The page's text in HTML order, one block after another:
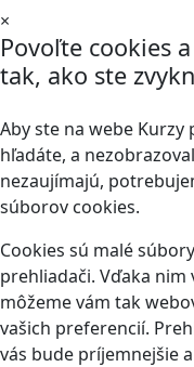
×
Povoľte cookies
tak, ako ste
Aby ste na webe
hľadáte, a
nezaujímajú,
súborov cookies.
Cookies sú malé
prehliadači. Vďaka nim
môžeme vám tak
vašich preferencií.
vás bude príjemnejšie